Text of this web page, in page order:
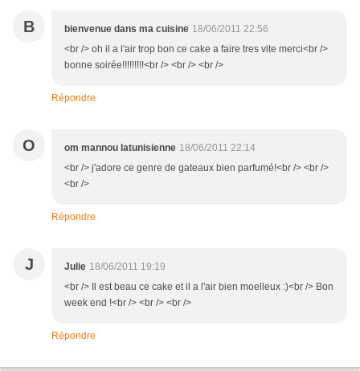
B bienvenue dans ma cuisine 18/06/2011 22:56
<br /> oh il a l'air trop bon ce cake a faire tres vite merci<br />
bonne soirée!!!!!!!!!<br /> <br /> <br />
Répondre
O om mannou latunisienne 18/06/2011 22:14
<br /> j'adore ce genre de gateaux bien parfumé!<br /> <br />
<br />
Répondre
J Julie 18/06/2011 19:19
<br /> Il est beau ce cake et il a l'air bien moelleux :)<br /> Bon
week end !<br /> <br /> <br />
Répondre